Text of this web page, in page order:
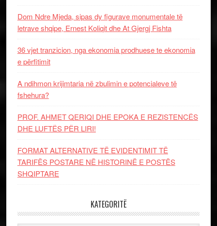
Dom Ndre Mjeda, sipas dy figurave monumentale të
letrave shqipe, Ernest Koliqit dhe At Gjergj Fishta
36 vjet tranzicion, nga ekonomia prodhuese te ekonomia
e përfitimit
A ndihmon krijimtaria në zbulimin e potencialeve të
fshehura?
PROF. AHMET QERIQI DHE EPOKA E REZISTENCЁS
DHE LUFTЁS PЁR LIRI!
FORMAT ALTERNATIVE TË EVIDENTIMIT TË
TARIFËS POSTARE NË HISTORINË E POSTËS
SHQIPTARE
KATEGORITË